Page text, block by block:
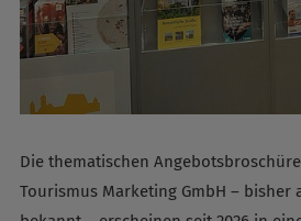
Die thematischen
Tourismus Marketing GmbH – bisher